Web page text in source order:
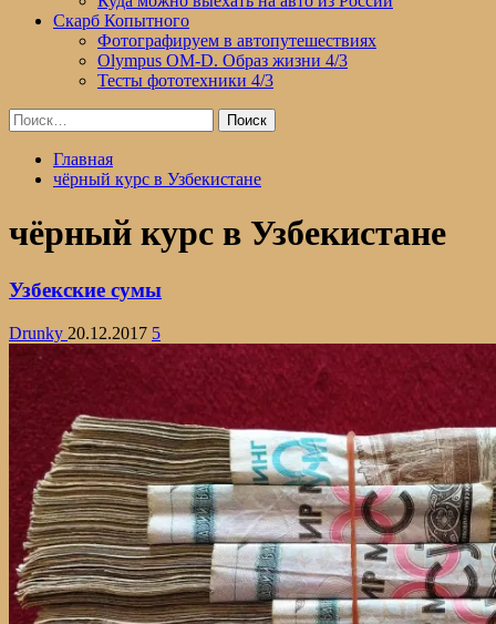
Скарб Копытного
Фотографируем в автопутешествиях
Olympus OM-D. Образ жизни 4/3
Тесты фототехники 4/3
Найти:
Главная
чёрный курс в Узбекистане
чёрный курс в Узбекистане
Узбекские сумы
Drunky 20.12.2017 5